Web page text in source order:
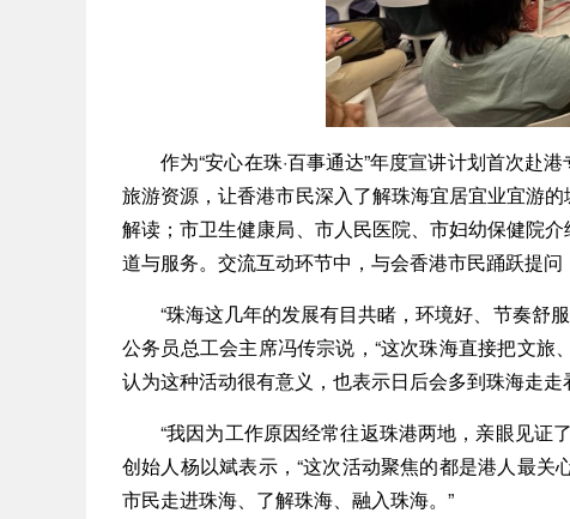
作为“安心在珠·百事通达”年度宣讲计划首次赴
旅游资源，让香港市民深入了解珠海宜居宜业宜游
解读；市卫生健康局、市人民医院、市妇幼保健院
道与服务。交流互动环节中，与会香港市民踊跃提
“珠海这几年的发展有目共睹，环境好、节奏舒服
公务员总工会主席冯传宗说，“这次珠海直接把文
认为这种活动很有意义，也表示日后会多到珠海走走
“我因为工作原因经常往返珠港两地，亲眼见证
创始人杨以斌表示，“这次活动聚焦的都是港人最
市民走进珠海、了解珠海、融入珠海。”